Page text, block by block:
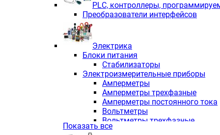
PLС, контроллеры,
Преобразователи интерфейсов
Электрика
Блоки питания
Стабилизаторы
Электроизмерительные приборы
Амперметры
Амперметры трехфазные
Амперметры постоянного тока
Вольтметры
Вольтметры трехфазные
Вольтметры постоянного тока
Показать все